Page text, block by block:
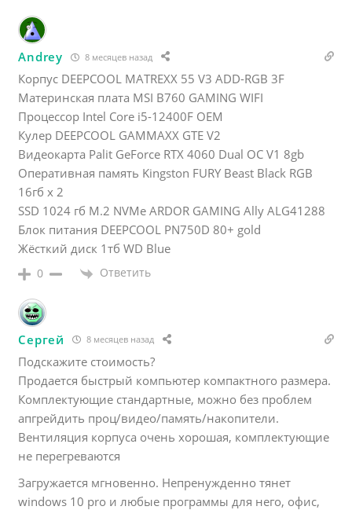
Andrey 8 месяцев назад
Корпус DEEPCOOL MATREXX 55 V3 ADD-RGB 3F
Материнская плата MSI B760 GAMING WIFI
Процессор Intel Core i5-12400F OEM
Кулер DEEPCOOL GAMMAXX GTE V2
Видеокарта Palit GeForce RTX 4060 Dual OC V1 8gb
Оперативная память Kingston FURY Beast Black RGB
16гб x 2
SSD 1024 гб M.2 NVMe ARDOR GAMING Ally ALG41288
Блок питания DEEPCOOL PN750D 80+ gold
Жёсткий диск 1тб WD Blue
0 Ответить
Сергей 8 месяцев назад
Подскажите стоимость?
Продается быстрый компьютер компактного размера.
Комплектующие стандартные, можно без проблем
апгрейдить проц/видео/память/накопители.
Вентиляция корпуса очень хорошая, комплектующие
не перегреваются
Загружается мгновенно. Непренужденно тянет
windows 10 pro и любые программы для него, офис,